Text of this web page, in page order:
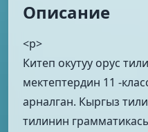
Описание
<p>
Китеп окутуу орус
мектептердин 11 -
арналган. Кыргыз
тилинин